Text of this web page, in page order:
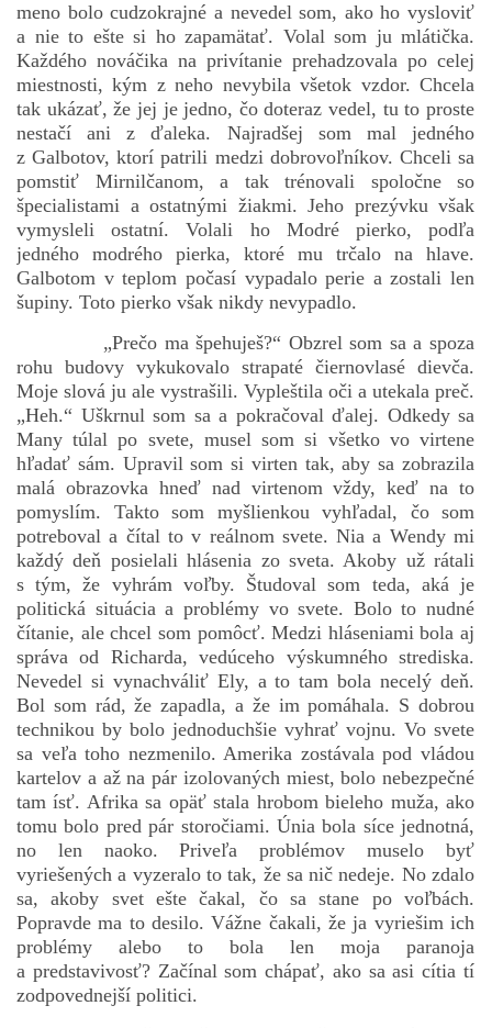
meno bolo cudzokrajné a nevedel som, ako ho vysloviť
a nie to ešte si ho zapamätať. Volal som ju mlátička.
Každého nováčika na privítanie prehadzovala po celej
miestnosti, kým z neho nevybila všetok vzdor. Chcela
tak ukázať, že jej je jedno, čo doteraz vedel, tu to proste
nestačí ani z ďaleka. Najradšej som mal jedného
z Galbotov, ktorí patrili medzi dobrovoľníkov. Chceli sa
pomstiť Mirnilčanom, a tak trénovali spoločne so
špecialistami a ostatnými žiakmi. Jeho prezývku však
vymysleli ostatní. Volali ho Modré pierko, podľa
jedného modrého pierka, ktoré mu trčalo na hlave.
Galbotom v teplom počasí vypadalo perie a zostali len
šupiny. Toto pierko však nikdy nevypadlo.
„Prečo ma špehuješ?“ Obzrel som sa a spoza
rohu budovy vykukovalo strapaté čiernovlasé dievča.
Moje slová ju ale vystrašili. Vypleštila oči a utekala preč.
„Heh.“ Uškrnul som sa a pokračoval ďalej. Odkedy sa
Many túlal po svete, musel som si všetko vo virtene
hľadať sám. Upravil som si virten tak, aby sa zobrazila
malá obrazovka hneď nad virtenom vždy, keď na to
pomyslím. Takto som myšlienkou vyhľadal, čo som
potreboval a čítal to v reálnom svete. Nia a Wendy mi
každý deň posielali hlásenia zo sveta. Akoby už rátali
s tým, že vyhrám voľby. Študoval som teda, aká je
politická situácia a problémy vo svete. Bolo to nudné
čítanie, ale chcel som pomôcť. Medzi hláseniami bola aj
správa od Richarda, vedúceho výskumného strediska.
Nevedel si vynachváliť Ely, a to tam bola necelý deň.
Bol som rád, že zapadla, a že im pomáhala. S dobrou
technikou by bolo jednoduchšie vyhrať vojnu. Vo svete
sa veľa toho nezmenilo. Amerika zostávala pod vládou
kartelov a až na pár izolovaných miest, bolo nebezpečné
tam ísť. Afrika sa opäť stala hrobom bieleho muža, ako
tomu bolo pred pár storočiami. Únia bola síce jednotná,
no len naoko. Priveľa problémov muselo byť
vyriešených a vyzeralo to tak, že sa nič nedeje. No zdalo
sa, akoby svet ešte čakal, čo sa stane po voľbách.
Popravde ma to desilo. Vážne čakali, že ja vyriešim ich
problémy alebo to bola len moja paranoja
a predstavivosť? Začínal som chápať, ako sa asi cítia tí
zodpovednejší politici.